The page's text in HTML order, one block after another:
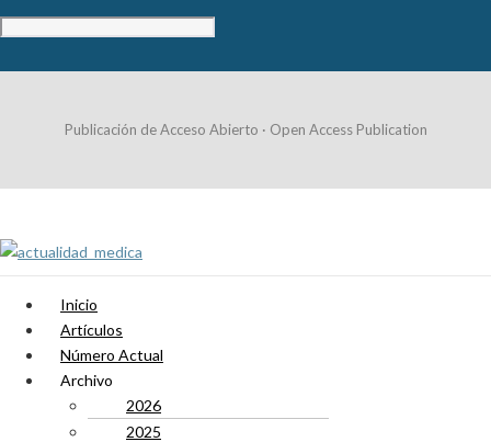
Publicación de Acceso Abierto · Open Access Publication
Inicio
Artículos
Número Actual
Archivo
2026
2025